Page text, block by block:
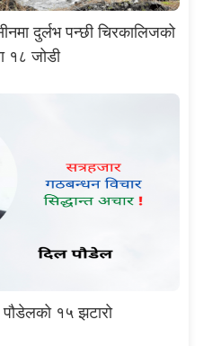
दुर्लभ पन्छी चिरकालिजको
१८ जोडी
पौडेलको १५ झटारो